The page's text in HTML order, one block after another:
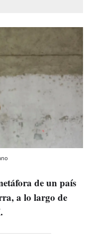
de un país
a lo largo de